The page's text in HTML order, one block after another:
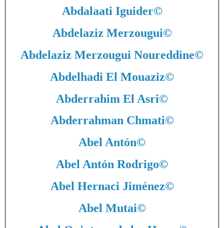
Abdalaati Iguider©
Abdelaziz Merzougui©
Abdelaziz Merzougui Noureddine©
Abdelhadi El Mouaziz©
Abderrahim El Asri©
Abderrahman Chmati©
Abel Antón©
Abel Antón Rodrigo©
Abel Hernaci Jiménez©
Abel Mutai©